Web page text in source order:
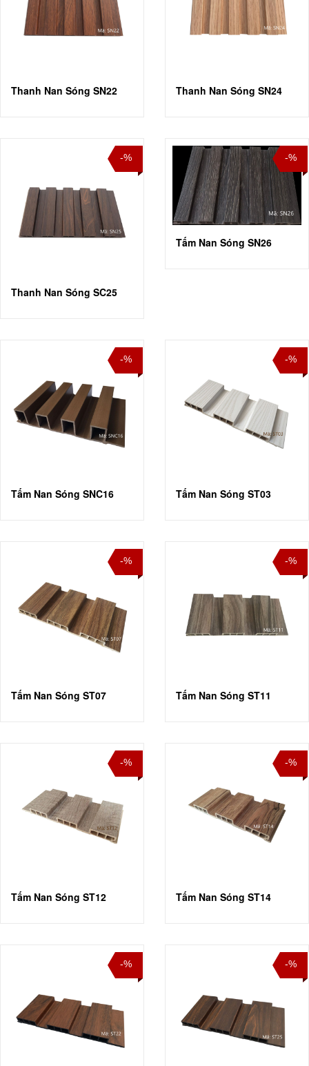
Thanh Nan Sóng SN22 Thanh Nan Sóng SN24
-%
Thanh Nan Sóng SC25
-%
Tấm Nan Sóng SN26
-%
Tấm Nan Sóng SNC16
-%
Tấm Nan Sóng ST03
-%
Tấm Nan Sóng ST07
-%
Tấm Nan Sóng ST11
-%
Tấm Nan Sóng ST12
-%
Tấm Nan Sóng ST14
-% -%